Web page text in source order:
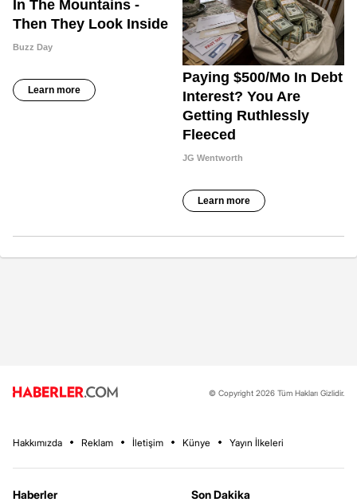
© Copyright 2026 Tüm Hakları Gizlidir.
Hakkımızda Reklam İletişim Künye Yayın İlkeleri
Haberler
Son Dakika